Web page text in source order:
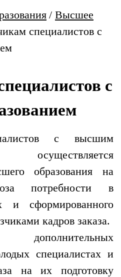
/ Высшее
специалистов с
с
с высшим
образования на
потребности в
и сформированного
кадров заказа.
дополнительных
специалистах и
на их подготовку